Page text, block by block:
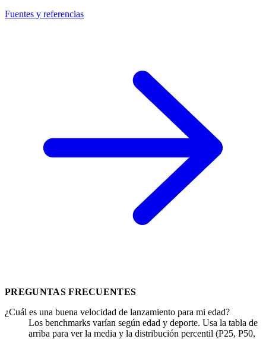
Fuentes y referencias
PREGUNTAS FRECUENTES
¿Cuál es una buena velocidad de lanzamiento para mi edad?
Los benchmarks varían según edad y deporte. Usa la tabla de
arriba para ver la media y la distribución percentil (P25, P50,